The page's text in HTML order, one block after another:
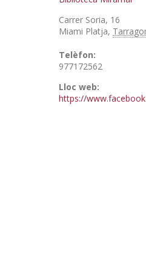
Carrer Soria, 16
Miami Platja,
Telèfon:
977172562
Lloc web:
https://